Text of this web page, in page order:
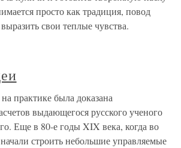
просто как традиция, повод
свои теплые чувства.
практике была доказана
выдающегося русского ученого
Еще в 80-е годы XIX века, когда во
строить небольшие управляемые